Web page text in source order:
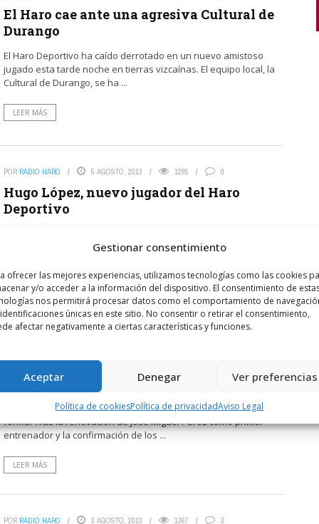
Gestionar consentimiento
ofrecer las mejores experiencias, utilizamos tecnologías como las cookies
y/o acceder a la información del dispositivo. El consentimiento de
nos permitirá procesar datos como el comportamiento de
únicas en este sitio. No consentir o retirar el consentimiento,
afectar negativamente a ciertas características y funciones.
Aceptar Denegar Ver preferencias
Política de cookiesPolítica de privacidadAviso Legal
El Haro cae ante una agresiva Cultural de
Durango
El Haro Deportivo ha caído derrotado en un nuevo amistoso
jugado esta tarde noche en tierras vizcaínas. El equipo local, la
Cultural de Durango, se ha ...
LEER MÁS
POR RADIO HARO 5 AGOSTO, 2013 1295 0
Hugo López, nuevo jugador del Haro
Deportivo
Deportivo. Llega procedente del Anguiano y ha jugado en la
LEER MÁS
Albert Iricíbar continuará como segundo
técnico del Haro Rioja Voley
El Haro Rioja Voley de la temporada 2013-2014 sigue tomando
forma. Tras la renovación de José Miguel Pérez como primer
entrenador y la confirmación de los ...
LEER MÁS
POR RADIO HARO 3 AGOSTO, 2013 1367 3